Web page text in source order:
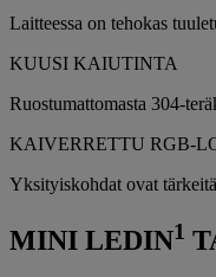
Laitteessa on tehokas
KUUSI KAIUTINTA
Ruostumattomasta 304-
KAIVERRETTU RGB-
Yksityiskohdat ovat
MINI LEDIN1